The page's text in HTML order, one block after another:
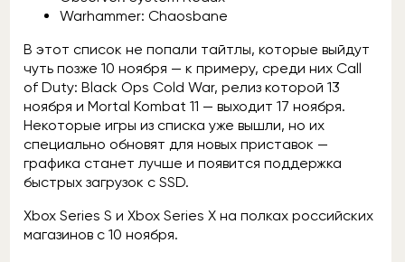
Warhammer: Chaosbane
В этот список не попали тайтлы, которые выйдут
чуть позже 10 ноября — к примеру, среди них Call
of Duty: Black Ops Cold War, релиз которой 13
ноября и Mortal Kombat 11 — выходит 17 ноября.
Некоторые игры из списка уже вышли, но их
специально обновят для новых приставок —
графика станет лучше и появится поддержка
быстрых загрузок с SSD.
Xbox Series S и Xbox Series X на полках российских
магазинов с 10 ноября.